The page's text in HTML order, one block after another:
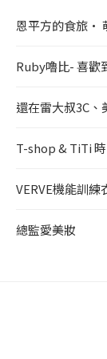
恩平方的食旅•
Ruby嚕比- 喜歡
還在雷大叔3C、
T-shop & TiTi
VERVE機能訓練
總監愛美妝